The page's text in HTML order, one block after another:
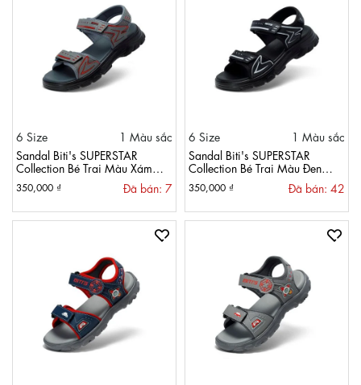
6 Size
1 Màu sắc
Sandal Biti's SUPERSTAR
Collection Bé Trai Màu Xám
350,000 ₫ Đã bán: 7
6 Size
1 Màu sắc
Sandal Biti's SUPERSTAR
Collection Bé Trai Màu Đen
350,000 ₫ Đã bán: 42